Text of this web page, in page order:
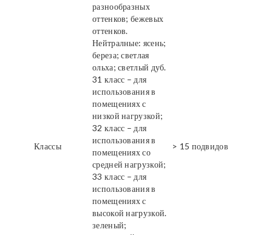
разнообразных
оттенков; бежевых
оттенков.
Нейтралные: ясень;
береза; светлая
ольха; светлый дуб.
Классы
31 класс – для
использования в
помещениях с
низкой нагрузкой;
32 класс – для
использования в
помещениях со
средней нагрузкой;
33 класс – для
использования в
помещениях с
высокой нагрузкой.
> 15 подвидов
зеленый;